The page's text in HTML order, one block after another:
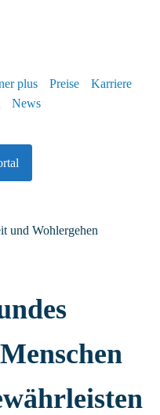
plus Preise
Karriere
News